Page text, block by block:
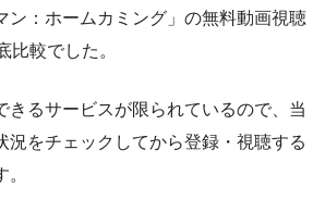
ン：ホームカミング」の無料動画視聴
比較でした。
きるサービスが限られているので、当
況をチェックしてから登録・視聴する